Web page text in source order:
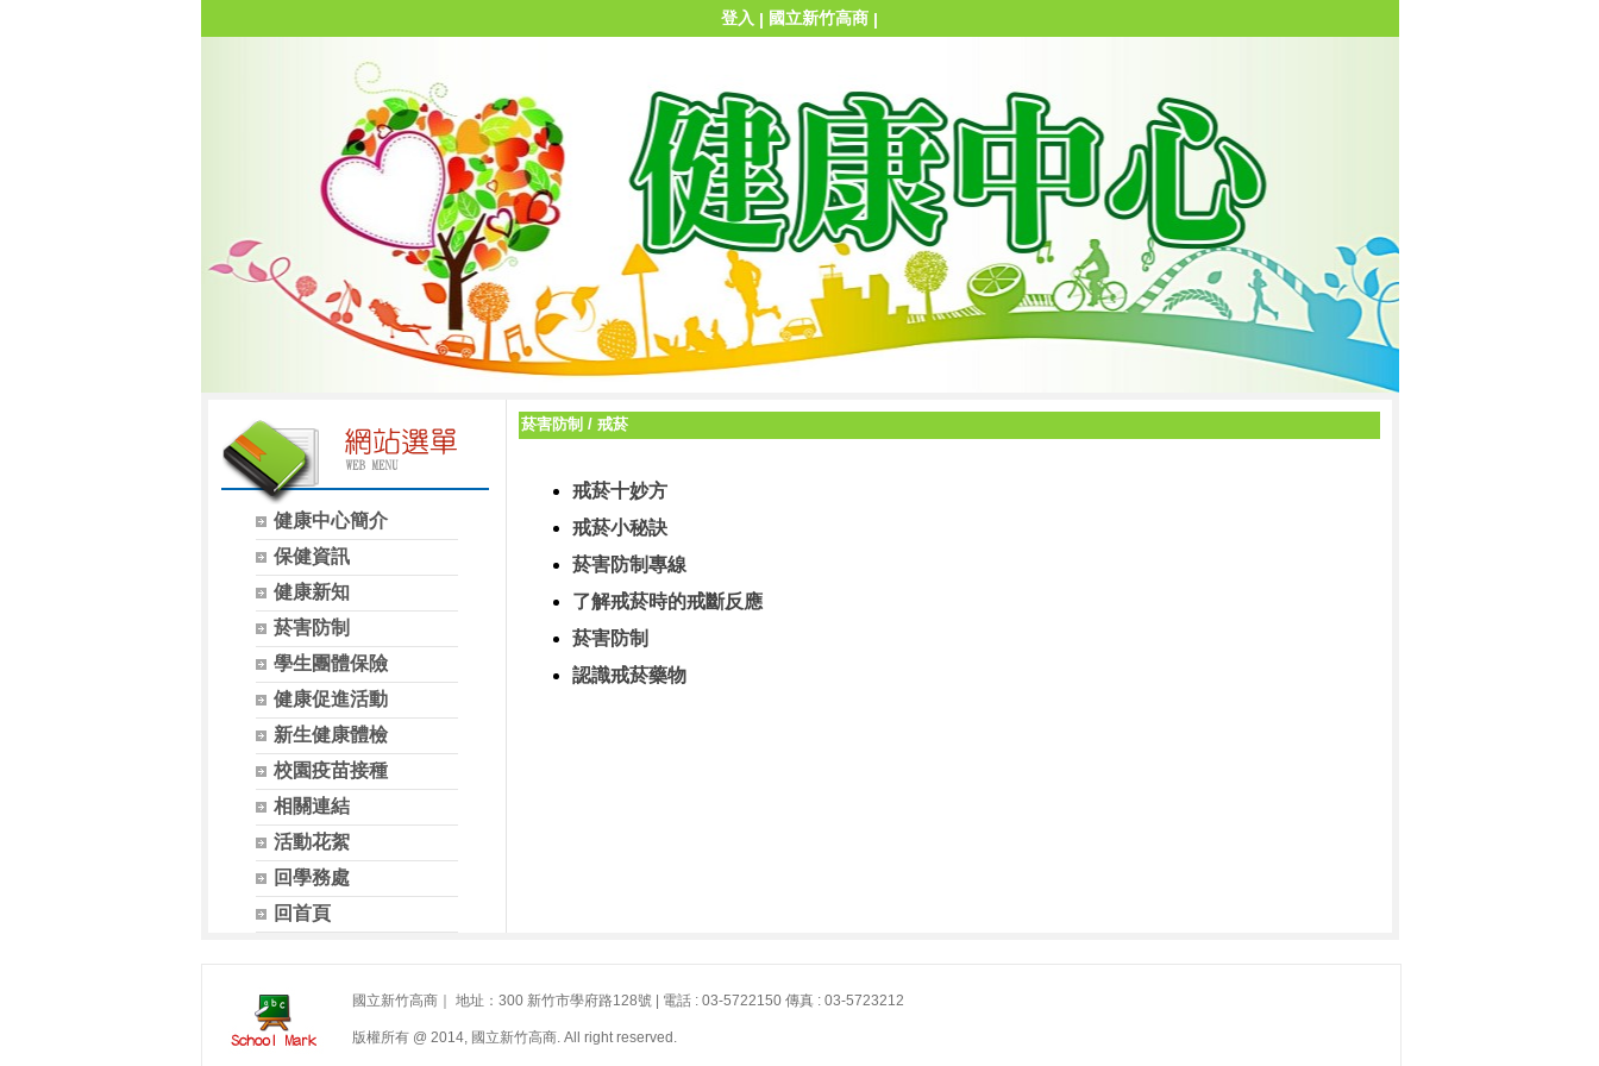
登入 | 國立新竹高商 |
健康中心簡介
保健資訊
健康新知
菸害防制
學生團體保險
健康促進活動
新生健康體檢
校園疫苗接種
相關連結
活動花絮
回學務處
回首頁
菸害防制 / 戒菸
戒菸十妙方
戒菸小秘訣
菸害防制專線
了解戒菸時的戒斷反應
菸害防制
認識戒菸藥物
國立新竹高商｜ 地址：300 新竹市學府路128號 | 電話 : 03-5722150 傳真 : 03-5723212
版權所有 @ 2014, 國立新竹高商. All right reserved.